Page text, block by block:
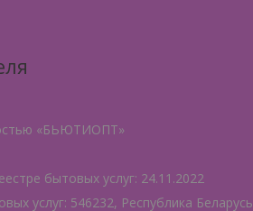
«БЬЮТИОПТ»
бытовых услуг: 24.11.2022
услуг: 546232, Республика Беларусь